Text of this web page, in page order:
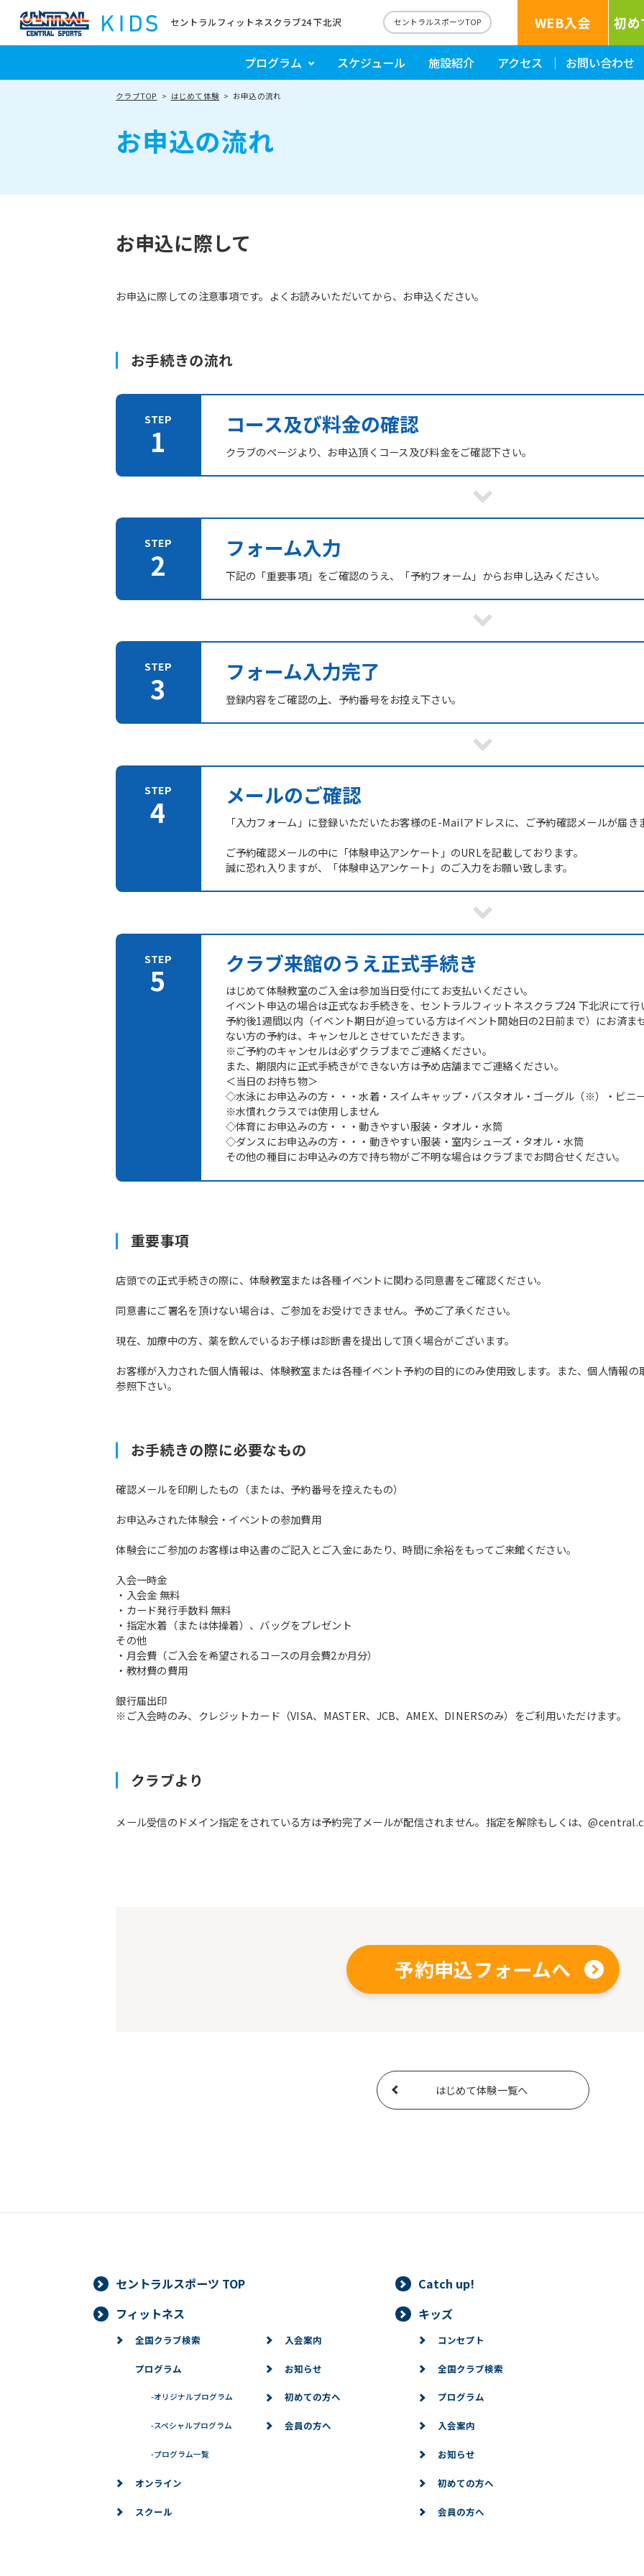
セントラルフィットネスクラブ24 下北沢 セントラルスポーツTOP WEB入会 初
プログラム スケジュール 施設紹介 アクセス お問い合わせ
クラブTOP はじめて体験 お申込の流れ
お申込の流れ
お申込に際して
お申込に際しての注意事項です。よくお読みいただいてから、お申込ください。
お手続きの流れ
コース及び料金の確認
クラブのページより、お申込頂くコース及び料金をご確認下さい。
フォーム入力
下記の「重要事項」をご確認のうえ、「予約フォーム」からお申し込みください。
フォーム入力完了
登録内容をご確認の上、予約番号をお控え下さい。
メールのご確認
「入力フォーム」に登録いただいたお客様のE-Mailアドレスに、ご予約確認メールが届き
ご予約確認メールの中に「体験申込アンケート」のURLを記載しております。
誠に恐れ入りますが、「体験申込アンケート」のご入力をお願い致します。
クラブ来館のうえ正式手続き
はじめて体験教室のご入金は参加当日受付にてお支払いください。
イベント申込の場合は正式なお手続きを、セントラルフィットネスクラブ24 下北沢にて行
予約後1週間以内（イベント期日が迫っている方はイベント開始日の2日前まで）にお済
ない方の予約は、キャンセルとさせていただきます。
※ご予約のキャンセルは必ずクラブまでご連絡ください。
また、期限内に正式手続きができない方は予め店舗までご連絡ください。
＜当日のお持ち物＞
◇水泳にお申込みの方・・・水着・スイムキャップ・バスタオル・ゴーグル（※）・ビニ
※水慣れクラスでは使用しません
◇体育にお申込みの方・・・動きやすい服装・タオル・水筒
◇ダンスにお申込みの方・・・動きやすい服装・室内シューズ・タオル・水筒
その他の種目にお申込みの方で持ち物がご不明な場合はクラブまでお問合せください。
重要事項
店頭での正式手続きの際に、体験教室または各種イベントに関わる同意書をご確認ください。
同意書にご署名を頂けない場合は、ご参加をお受けできません。予めご了承ください。
現在、加療中の方、薬を飲んでいるお子様は診断書を提出して頂く場合がございます。
お客様が入力された個人情報は、体験教室または各種イベント予約の目的にのみ使用致します。また、個人情報
参照下さい。
お手続きの際に必要なもの
確認メールを印刷したもの（または、予約番号を控えたもの）
お申込みされた体験会・イベントの参加費用
体験会にご参加のお客様は申込書のご記入とご入金にあたり、時間に余裕をもってご来館ください。
入会一時金
・入会金 無料
・カード発行手数料 無料
・指定水着（または体操着）、バッグをプレゼント
その他
・月会費（ご入会を希望されるコースの月会費2か月分）
・教材費の費用
銀行届出印
※ご入会時のみ、クレジットカード（VISA、MASTER、JCB、AMEX、DINERSのみ）をご利用いただけます。
クラブより
メール受信のドメイン指定をされている方は予約完了メールが配信されません。指定を解除もしくは、
予約申込フォームへ
はじめて体験一覧へ
automatically translated into
automatic translation) to return to
However, if you use an automatic
version of this website will be
セントラルスポーツ TOP
Catch up!
フィットネス
全国クラブ検索
プログラム
-オリジナルプログラム
-スペシャルプログラム
-プログラム一覧
オンライン
スクール
入会案内
お知らせ
初めての方へ
会員の方へ
キッズ
コンセプト
全国クラブ検索
プログラム
入会案内
お知らせ
初めての方へ
会員の方へ